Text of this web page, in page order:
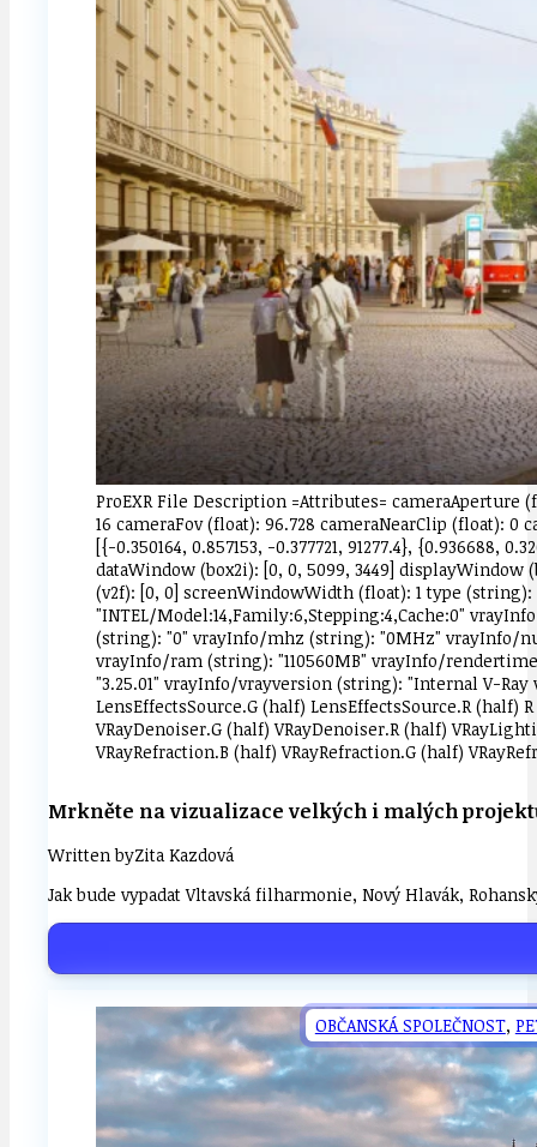
Mrkněte na vizualizace velkých i malých
Written byZita Kazdová
Jak bude vypadat Vltavská filharmonie, Nový Hlavák,
ProEXR File Description =Attributes= cameraAperture
16 cameraFov (float): 96.728 cameraNearClip (float):
[{-0.350164, 0.857153, -0.377721, 91277.4}, {0.936688,
dataWindow (box2i): [0, 0, 5099, 3449]
(v2f): [0, 0] screenWindowWidth (float): 1 type
"INTEL/Model:14,Family:6,Stepping:4,Cache:0"
(string): "0" vrayInfo/mhz (string): "0MHz" vrayInfo/
vrayInfo/ram (string): "110560MB" vrayInfo/
"3.25.01" vrayInfo/vrayversion (string): "Internal V-Ray
LensEffectsSource.G (half) LensEffectsSource.R (half)
VRayDenoiser.G (half) VRayDenoiser.R (half)
VRayRefraction.B (half) VRayRefraction.G (half)
OBČANSKÁ SPOLEČNOST,